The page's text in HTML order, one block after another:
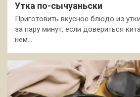
Утка по-сычуаньски
Приготовить вкусное блюдо из
за пару минут, если довериться
нем…